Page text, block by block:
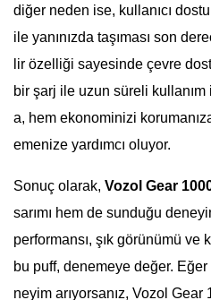
diğer neden ise, kullanıcı dostu
ile yanınızda taşıması son
lir özelliği sayesinde çevre
bir şarj ile uzun süreli kullanım
a, hem ekonominizi
emenize yardımcı oluyor.
Sonuç olarak, Vozol Gear
sarımı hem de sunduğu
performansı, şık görünümü ve
bu puff, denemeye değer.
neyim arıyorsanız, Vozol